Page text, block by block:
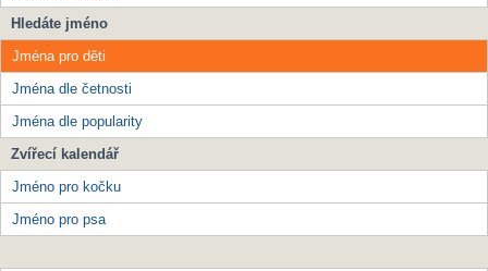
Hledáte jméno
Jména pro děti
Jména dle četnosti
Jména dle popularity
Zvířecí kalendář
Jméno pro kočku
Jméno pro psa